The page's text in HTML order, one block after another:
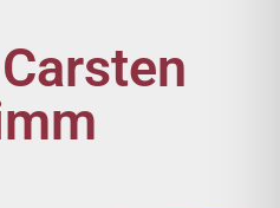
Carsten